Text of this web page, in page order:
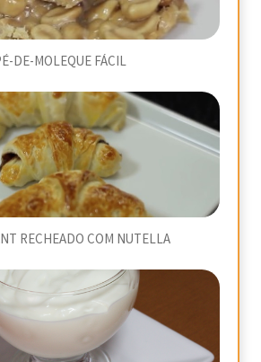
DE-MOLEQUE FÁCIL
RECHEADO COM NUTELLA